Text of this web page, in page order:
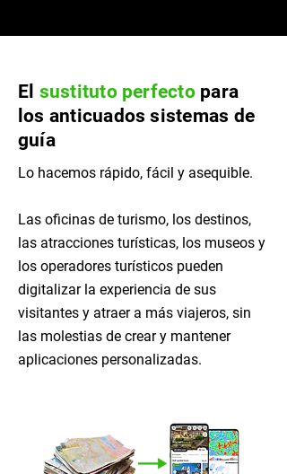
El sustituto perfectopara
los anticuados sistemas de
guía
Lo hacemos rápido, fácil y asequible.
Las oficinas de turismo, los destinos,
las atracciones turísticas, los museos y
los operadores turísticos pueden
digitalizar la experiencia de sus
visitantes y atraer a más viajeros, sin
las molestias de crear y mantener
aplicaciones personalizadas.